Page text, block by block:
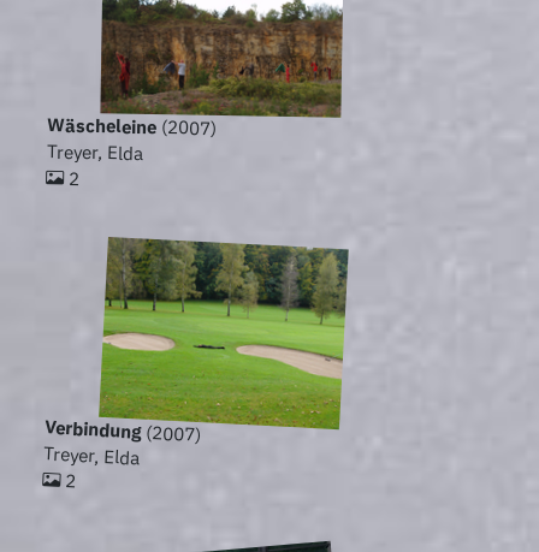
Wäscheleine(2007)
Treyer, Elda
2
Verbindung(2007)
Treyer, Elda
2